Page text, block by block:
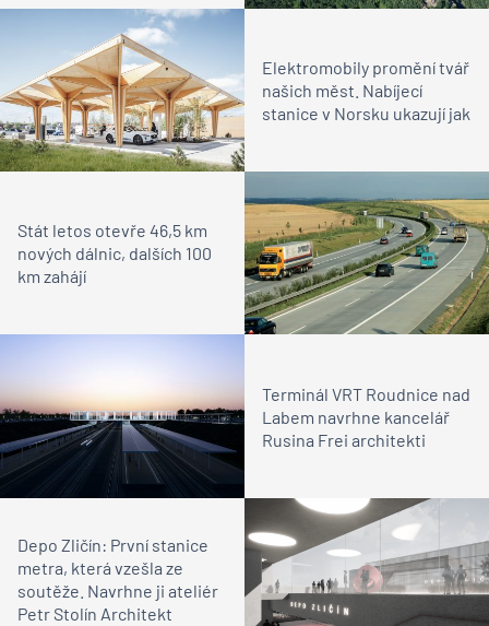
Elektromobily promění tvář
našich měst. Nabíjecí
stanice v Norsku ukazují jak
Stát letos otevře 46,5 km
nových dálnic, dalších 100
km zahájí
Terminál VRT Roudnice nad
Labem navrhne kancelář
Rusina Frei architekti
Depo Zličín: První stanice
metra, která vzešla ze
soutěže. Navrhne ji ateliér
Petr Stolín Architekt